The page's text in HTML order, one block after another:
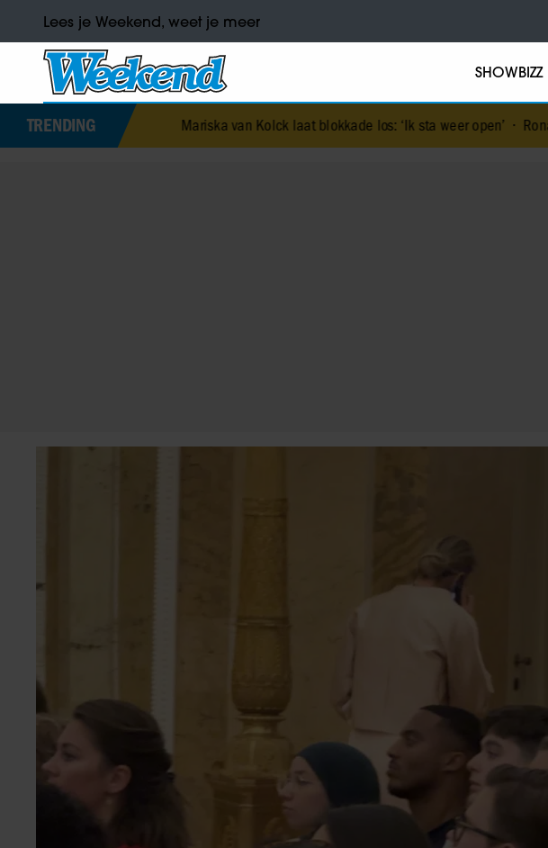
Lees je Weekend, weet je meer
SHOWBIZZ
TRENDINGMariska van Kolck laat blokkade los: ‘Ik sta weer open’ •Ronaldo’s